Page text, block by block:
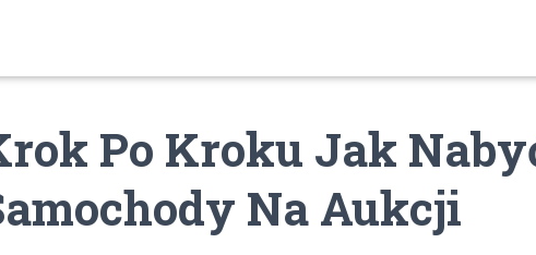
Po Kroku Jak
Na Aukcji